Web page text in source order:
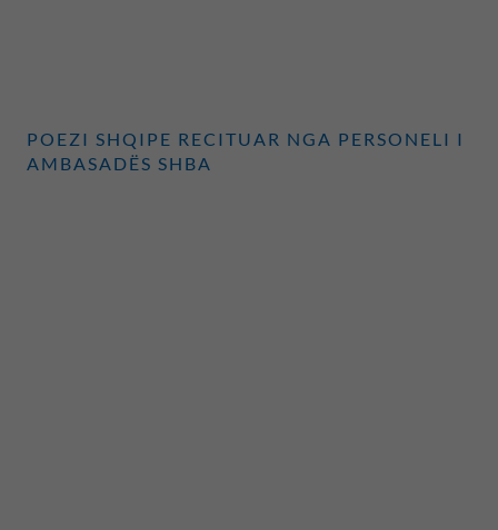
POEZI SHQIPE RECITUAR NGA PERSONELI I
AMBASADËS SHBA